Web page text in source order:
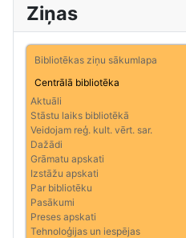
Ziņas
Bibliotēkas ziņu sākumlapa
Centrālā bibliotēka
Aktuāli
Stāstu laiks bibliotēkā
Veidojam reģ. kult. vērt. sar.
Dažādi
Grāmatu apskati
Izstāžu apskati
Par bibliotēku
Pasākumi
Preses apskati
Tehnoloģijas un iespējas